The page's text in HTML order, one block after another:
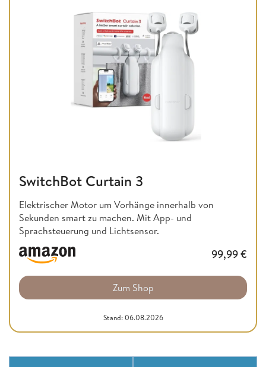
SwitchBot Curtain 3
Elektrischer Motor um Vorhänge innerhalb von
Sekunden smart zu machen. Mit App- und
Sprachsteuerung und Lichtsensor.
99,99€
Zum Shop
Stand: 06.08.2026